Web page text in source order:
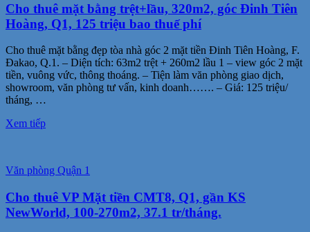
Cho thuê mặt bằng trệt+lầu, 320m2, góc Đinh Tiên
Hoàng, Q1, 125 triệu bao thuế phí
Cho thuê mặt bằng đẹp tòa nhà góc 2 mặt tiền Đinh Tiên Hoàng, F.
Đakao, Q.1. – Diện tích: 63m2 trệt + 260m2 lầu 1 – view góc 2 mặt
tiền, vuông vức, thông thoáng. – Tiện làm văn phòng giao dịch,
showroom, văn phòng tư vấn, kinh doanh……. – Giá: 125 triệu/
tháng, …
Xem tiếp
Văn phòng Quận 1
Cho thuê VP Mặt tiền CMT8, Q1, gần KS
NewWorld, 100-270m2, 37.1 tr/tháng.